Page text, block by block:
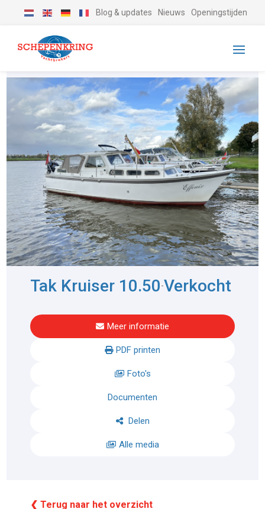
Blog & updates Nieuws Openingstijden
Tak Kruiser 10.50-Verkocht
Meer informatie
PDF printen
Foto's
Documenten
Delen
Alle media
❮ Terug naar het overzicht